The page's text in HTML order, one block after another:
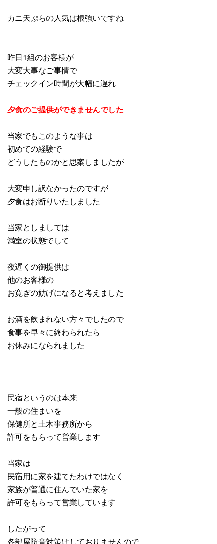
カニ天ぷらの人気は根強いですね
昨日1組のお客様が
大変大事なご事情で
チェックイン時間が大幅に遅れ
夕食のご提供ができませんでした
当家でもこのような事は
初めての経験で
どうしたものかと思案しましたが
大変申し訳なかったのですが
夕食はお断りいたしました
当家としましては
満室の状態でして
夜遅くの御提供は
他のお客様の
お寛ぎの妨げになると考えました
お酒を飲まれない方々でしたので
食事を早々に終わられたら
お休みになられました
民宿というのは本来
一般の住まいを
保健所と土木事務所から
許可をもらって営業します
当家は
民宿用に家を建てたわけではなく
家族が普通に住んでいた家を
許可をもらって営業しています
したがって
各部屋防音対策はしておりませんので